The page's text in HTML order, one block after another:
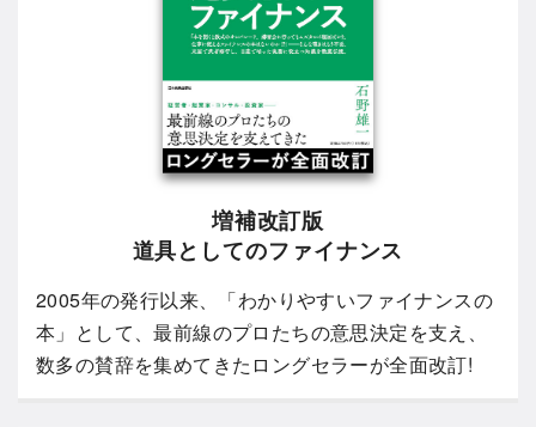
増補改訂版
道具としてのファイナンス
2005年の発行以来、「わかりやすいファイナンスの
本」として、最前線のプロたちの意思決定を支え、
数多の賛辞を集めてきたロングセラーが全面改訂!